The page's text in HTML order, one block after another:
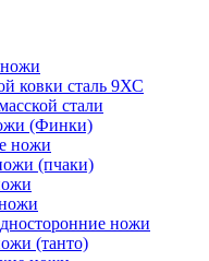
ковки сталь 9ХС
стали
(Финки)
ножи
(пчаки)
ножи
(танто)